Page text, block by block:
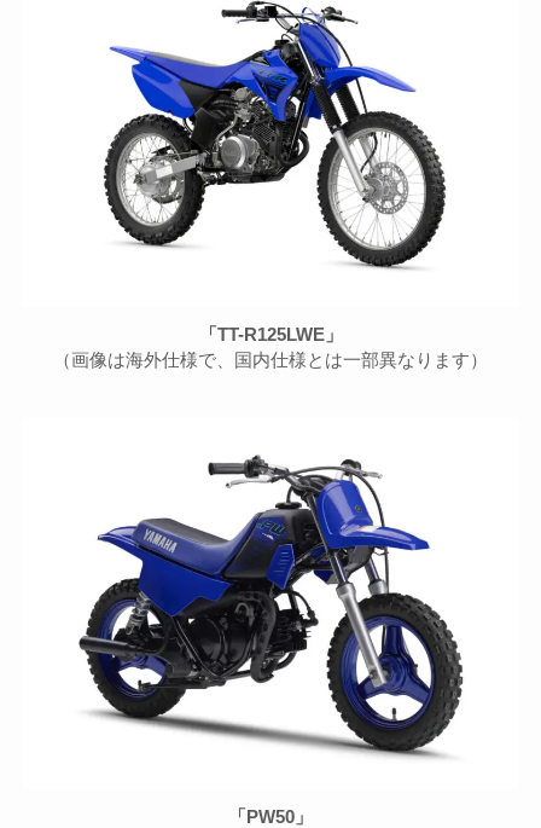
「TT-R125LWE」
（画像は海外仕様で、国内仕様とは一部異なります）
「PW50」